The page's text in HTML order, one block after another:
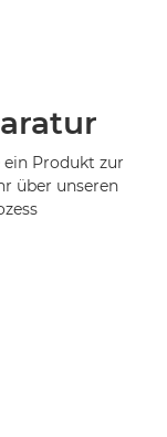
ein Produkt zur
über unseren